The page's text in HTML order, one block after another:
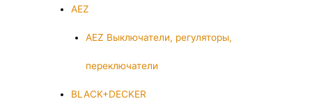
AEZ
AEZ Выключатели, регуляторы,
переключатели
BLACK+DECKER